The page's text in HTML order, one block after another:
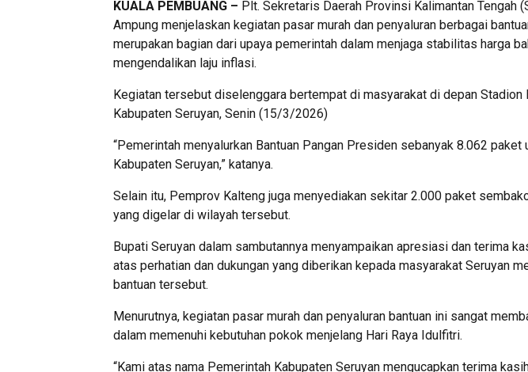
KUALA PEMBUANG – Plt. Sekretaris Daerah Provinsi Kalimantan Tengah
Ampung menjelaskan kegiatan pasar murah dan penyaluran berbagai
merupakan bagian dari upaya pemerintah dalam menjaga stabilitas harga
mengendalikan laju inflasi.
Kegiatan tersebut diselenggara bertempat di masyarakat di depan Stadion
Kabupaten Seruyan, Senin (15/3/2026)
“Pemerintah menyalurkan Bantuan Pangan Presiden sebanyak 8.062 paket
Kabupaten Seruyan,” katanya.
Selain itu, Pemprov Kalteng juga menyediakan sekitar 2.000 paket
yang digelar di wilayah tersebut.
Bupati Seruyan dalam sambutannya menyampaikan apresiasi dan terima
atas perhatian dan dukungan yang diberikan kepada masyarakat Seruyan
bantuan tersebut.
Menurutnya, kegiatan pasar murah dan penyaluran bantuan ini sangat
dalam memenuhi kebutuhan pokok menjelang Hari Raya Idulfitri.
“Kami atas nama Pemerintah Kabupaten Seruyan mengucapkan terima